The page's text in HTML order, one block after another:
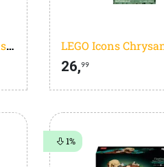
LEGO(R) Speed Champions Audi Revolut F1(R) Team R26 Racewagen - 77259
26,99
1%